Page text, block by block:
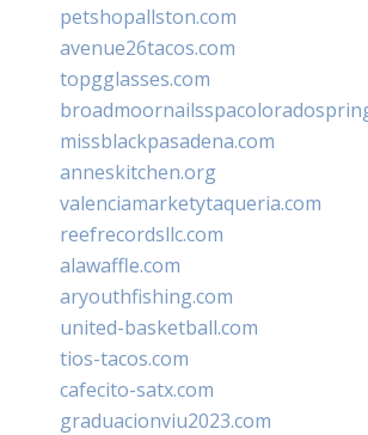
petshopallston.com
avenue26tacos.com
topgglasses.com
missblackpasadena.com
anneskitchen.org
valenciamarketytaqueria.com
reefrecordsllc.com
alawaffle.com
aryouthfishing.com
united-basketball.com
tios-tacos.com
cafecito-satx.com
graduacionviu2023.com